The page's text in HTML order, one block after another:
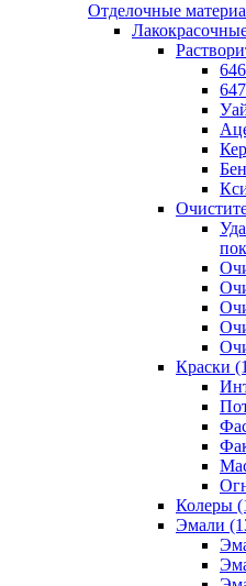
Отделочные
Краски
Колеры
Эмали